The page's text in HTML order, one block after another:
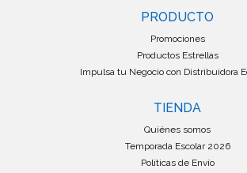
PRODUCTO
Promociones
Productos Estrellas
Impulsa tu Negocio con Distribuidora
TIENDA
Quiénes somos
Temporada Escolar 2026
Políticas de Envío